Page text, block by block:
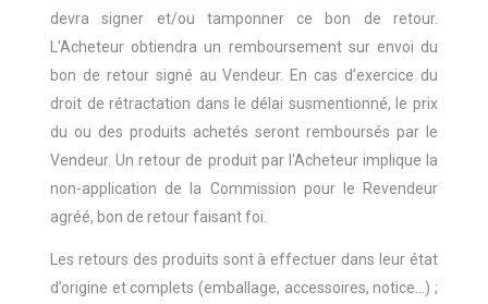
devra signer et/ou tamponner ce bon de retour.
L'Acheteur obtiendra un remboursement sur envoi du
bon de retour signé au Vendeur. En cas d’exercice du
droit de rétractation dans le délai susmentionné, le prix
du ou des produits achetés seront remboursés par le
Vendeur. Un retour de produit par l'Acheteur implique la
non-application de la Commission pour le Revendeur
agréé, bon de retour faisant foi.
Les retours des produits sont à effectuer dans leur état
d’origine et complets (emballage, accessoires, notice…) ;